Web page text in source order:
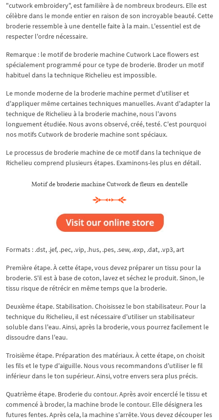
"cutwork embroidery", est familière à de nombreux brodeurs. Elle est
célèbre dans le monde entier en raison de son incroyable beauté. Cette
broderie ressemble à une dentelle faite à la main. L'essentiel est de
respecter l'ordre nécessaire.
Remarque : le motif de broderie machine Cutwork Lace flowers est
spécialement programmé pour ce type de broderie. Broder un motif
habituel dans la technique Richelieu est impossible.
Le monde moderne de la broderie machine permet d'utiliser et
d'appliquer même certaines techniques manuelles. Avant d'adapter la
technique de Richelieu à la broderie machine, nous l'avons
longuement étudiée. Nous avons observé, créé, testé. C'est pourquoi
nos motifs Cutwork de broderie machine sont spéciaux.
Le processus de broderie machine de ce motif dans la technique de
Richelieu comprend plusieurs étapes. Examinons-les plus en détail.
Motif de broderie machine Cutwork de fleurs en dentelle
Formats : .dst, .jef, .pec, .vip, .hus, .pes, .sew, .exp, .dat, .vp3, art
Première étape. À cette étape, vous devez préparer un tissu pour la
broderie. S'il est à base de coton, lavez et séchez le produit. Sinon, le
tissu risque de rétrécir en même temps que la broderie.
Deuxième étape. Stabilisation. Choisissez le bon stabilisateur. Pour la
technique du Richelieu, il est nécessaire d'utiliser un stabilisateur
soluble dans l'eau. Ainsi, après la broderie, vous pourrez facilement le
dissoudre dans l'eau.
Troisième étape. Préparation des matériaux. À cette étape, on choisit
les fils et le type d'aiguille. Nous vous recommandons d'utiliser le fil
inférieur dans le ton supérieur. Ainsi, votre envers sera plus précis.
Quatrième étape. Broderie du contour. Après avoir encerclé le tissu et
commencé à broder, la machine brode le contour. Elle désignera les
futures fentes. Après cela, la machine s'arrête. Vous devez découper les